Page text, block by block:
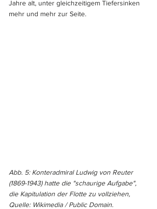
Jahre alt, unter gleichzeitigem Tiefersinken
mehr und mehr zur Seite.
Abb. 5: Konteradmiral Ludwig von Reuter
(1869-1943) hatte die "schaurige Aufgabe",
die Kapitulation der Flotte zu vollziehen,
Quelle: Wikimedia / Public Domain.